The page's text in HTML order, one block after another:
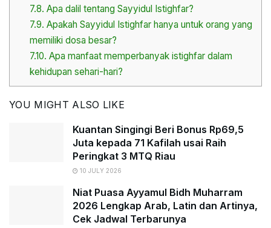
7.8. Apa dalil tentang Sayyidul Istighfar?
7.9. Apakah Sayyidul Istighfar hanya untuk orang yang
memiliki dosa besar?
7.10. Apa manfaat memperbanyak istighfar dalam
kehidupan sehari-hari?
YOU MIGHT ALSO LIKE
Kuantan Singingi Beri Bonus Rp69,5
Juta kepada 71 Kafilah usai Raih
Peringkat 3 MTQ Riau
10 JULY 2026
Niat Puasa Ayyamul Bidh Muharram
2026 Lengkap Arab, Latin dan Artinya,
Cek Jadwal Terbarunya